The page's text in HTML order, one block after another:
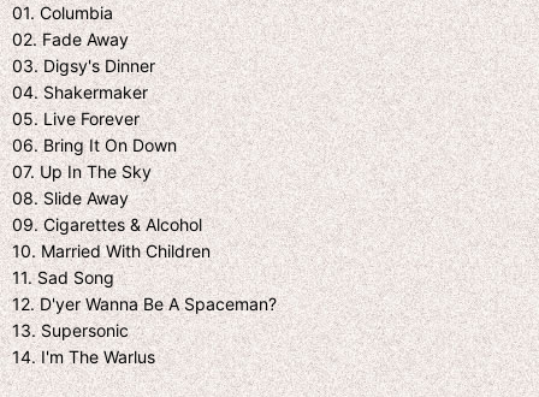
01. Columbia
02. Fade Away
03. Digsy's Dinner
04. Shakermaker
05. Live Forever
06. Bring It On Down
07. Up In The Sky
08. Slide Away
09. Cigarettes & Alcohol
10. Married With Children
11. Sad Song
12. D'yer Wanna Be A Spaceman?
13. Supersonic
14. I'm The Warlus